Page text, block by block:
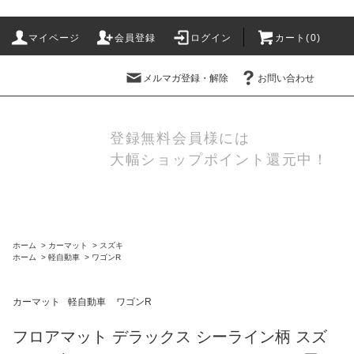
マイページ 会員登録 ログイン カート(0)
メルマガ登録・解除 お問い合わせ
登録無料会員様には
大幅ショップポイント還元中！
ホーム > カーマット > スズキ
ホーム
> 軽自動車 > ワゴンR
カーマット 軽自動車 ワゴンR
フロアマット デラックス シーライン柄 スズ